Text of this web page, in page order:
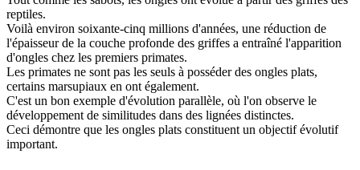
reptiles.
Voilà environ soixante-cinq millions d'années, une réduction de
l'épaisseur de la couche profonde des griffes a entraîné l'apparition
d'ongles chez les premiers primates.
Les primates ne sont pas les seuls à posséder des ongles plats,
certains marsupiaux en ont également.
C'est un bon exemple d'évolution parallèle, où l'on observe le
développement de similitudes dans des lignées distinctes.
Ceci démontre que les ongles plats constituent un objectif évolutif
important.